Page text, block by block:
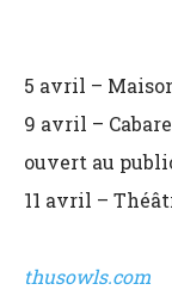
5 avril –
9 avril –
ouvert au
11 avril –
thusowls.com